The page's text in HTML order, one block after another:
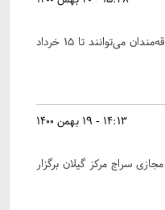
نخستین جشنواره رسانه ای «حریم رسالت» ویژه بانوان گیلانی برگزار و علاقه‌مندان می‌توانند تا ۱۵ خرداد
14:13 - 19 بهمن 1400
سراج مرکز گیلان برگزار